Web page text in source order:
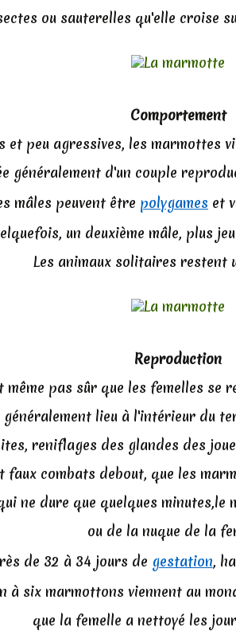
ou sauterelles qu'elle croise
Comportement
et peu agressives, les marmottes
généralement d'un couple
mâles peuvent être polygames et
un deuxième mâle, plus
Les animaux solitaires restent
Reproduction
même pas sûr que les femelles se
généralement lieu à l'intérieur du
reniflages des glandes des
faux combats debout, que les
ne dure que quelques
ou de la nuque de la
de 32 à 34 jours de gestation,
à six marmottons viennent au
que la femelle a nettoyé les